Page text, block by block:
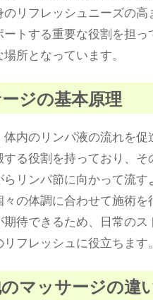
リフレッシュニーズの
トする重要な役割を担
所となっています。
ジの基本原理
体内のリンパ液の流れを
る役割を持っており、
リンパ節に向かって流
の体調に合わせて施術
待できるため、日常の
フレッシュに役立ちます。
マッサージの違